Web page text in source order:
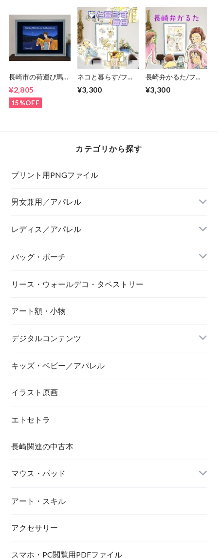
長崎市の荷運び馬/
ター/プレゼントに/
すぐ飾れる/A4/風
情/情景/観光/旅/帰
¥2,805
15%OFF
ネコと暮らす/フレ
イラスト プレゼン
¥3,300
長崎弁かるた/フレ
イラスト プレゼン
¥3,300
カテゴリから探す
プリント用PNGファイル
男女兼用／アパレル
Tシャツ
レディス／アパレル
バッグ・ポーチ
リース・ウォールデコ・タペストリー
アート額・小物
デジタルコンテンツ
画像／長崎市／景観
キッズ・ベビー／アパレル
イラスト原画
エトセトラ
長崎関連の中古本
マウス・パッド
アート・スキル
アクセサリー
スマホ・PC閲覧用PDFファイル